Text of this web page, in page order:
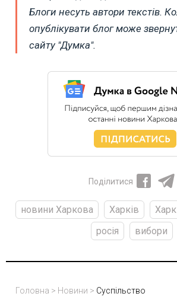
Блоги несуть автори текстів.
опублікувати блог може
сайту "Думка".
Поділитися
новини Харкова Харків
росія
вибори
Головна > Новини > Суспільство